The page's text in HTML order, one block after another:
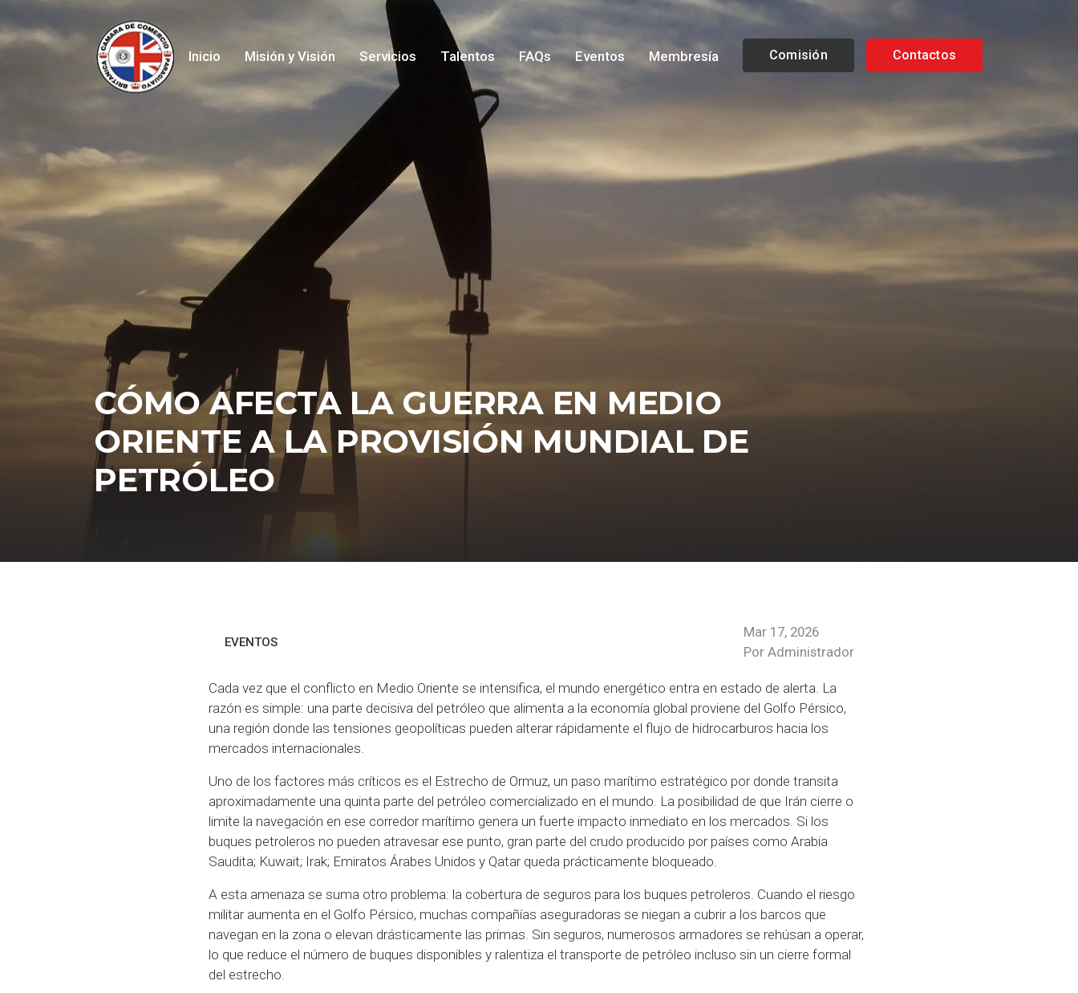
Inicio Misión y Visión Servicios Talentos FAQs Eventos Membresía Comisión Contactos
CÓMO AFECTA LA GUERRA EN MEDIO
ORIENTE A LA PROVISIÓN MUNDIAL DE
PETRÓLEO
EVENTOS
Mar 17, 2026
Por Administrador
Cada vez que el conflicto en Medio Oriente se intensifica, el mundo energético entra en estado de alerta. La
razón es simple: una parte decisiva del petróleo que alimenta a la economía global proviene del Golfo Pérsico,
una región donde las tensiones geopolíticas pueden alterar rápidamente el flujo de hidrocarburos hacia los
mercados internacionales.
Uno de los factores más críticos es el Estrecho de Ormuz, un paso marítimo estratégico por donde transita
aproximadamente una quinta parte del petróleo comercializado en el mundo. La posibilidad de que Irán cierre o
limite la navegación en ese corredor marítimo genera un fuerte impacto inmediato en los mercados. Si los
buques petroleros no pueden atravesar ese punto, gran parte del crudo producido por países como Arabia
Saudita; Kuwait; Irak; Emiratos Árabes Unidos y Qatar queda prácticamente bloqueado.
A esta amenaza se suma otro problema: la cobertura de seguros para los buques petroleros. Cuando el riesgo
militar aumenta en el Golfo Pérsico, muchas compañías aseguradoras se niegan a cubrir a los barcos que
navegan en la zona o elevan drásticamente las primas. Sin seguros, numerosos armadores se rehúsan a operar,
lo que reduce el número de buques disponibles y ralentiza el transporte de petróleo incluso sin un cierre formal
del estrecho.